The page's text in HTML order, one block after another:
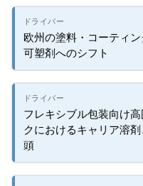
欧州の塗料・コーティ
可塑剤へのシフト
フレキシブル包装向け
クにおけるキャリア溶
頭